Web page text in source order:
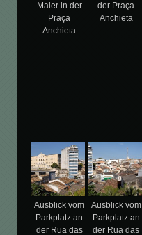
Maler in der
Praça
Anchieta
der Praça
Anchieta
Ausblick vom
Parkplatz an
der Rua das
Ausblick vom
Parkplatz an
der Rua das